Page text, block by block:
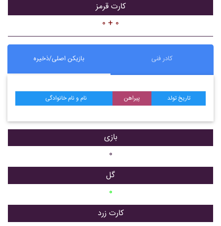
کارت قرمز
۰ + ۰
بازیکن اصلی/ذخیره کادر فنی
نام و نام خانوادگی پیراهن تاریخ تولد
بازی
۰
گل
۰
کارت زرد